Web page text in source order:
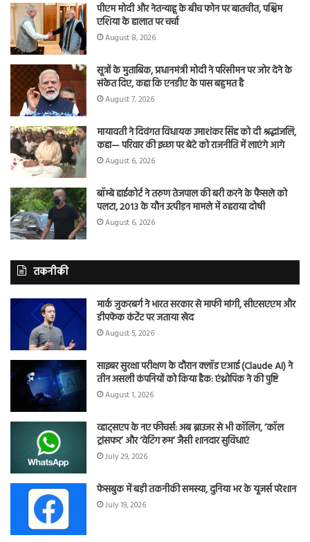
पीएम मोदी और नेतन्याहू के बीच फोन पर बातचीत, पश्चिम
एशिया के हालात पर चर्चा
August 8, 2026
सूत्रों के मुताबिक, प्रधानमंत्री मोदी ने परिसीमन पर जोर देने के
संकेत दिए, कहा कि एनडीए के पास बहुमत है
August 7, 2026
मायावती ने दिवंगत विधायक उमाशंकर सिंह को दी श्रद्धांजलि,
कहा— परिवार की इच्छा पर बेटे को राजनीति में लाएंगे आगे
August 6, 2026
बॉम्बे हाईकोर्ट ने तरुण तेजपाल की बरी करने के फैसले को
पलटा, 2013 के यौन उत्पीड़न मामले में ठहराया दोषी
August 6, 2026
तकनीकी
मार्क जुकरबर्ग ने भारत सरकार से माफी मांगी, सीएसएएम और
डीपफेक कंटेंट पर जताया खेद
August 5, 2026
साइबर सुरक्षा परीक्षण के दौरान क्लॉड एआई (Claude AI) ने
तीन असली कंपनियों को किया हैक: एंथ्रोपिक ने की पुष्टि
August 1, 2026
व्हाट्सएप के नए फीचर्स: अब ब्राउजर से भी कॉलिंग, ‘कॉल
ट्रांसफर’ और ‘वेटिंग रूम’ जैसी शानदार सुविधाएं
July 29, 2026
फेसबुक में बड़ी तकनीकी समस्या, दुनिया भर के यूजर्स परेशान
July 19, 2026